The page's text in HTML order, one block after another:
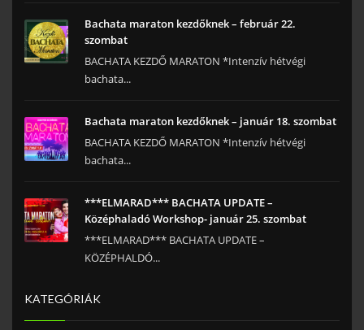
Bachata maraton kezdőknek – február 22.
szombat
BACHATA KEZDŐ MARATON *Intenzív hétvégi
bachata...
Bachata maraton kezdőknek – január 18. szombat
BACHATA KEZDŐ MARATON *Intenzív hétvégi
bachata...
***ELMARAD*** BACHATA UPDATE –
Középhaladó Workshop- január 25. szombat
***ELMARAD*** BACHATA UPDATE –
KÖZÉPHALDÓ...
KATEGÓRIÁK